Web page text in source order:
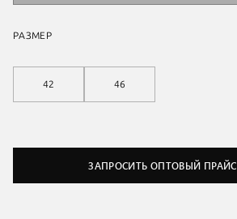
РАЗМЕР
42 46
ЗАПРОСИТЬ ОПТОВЫЙ ПРАЙС